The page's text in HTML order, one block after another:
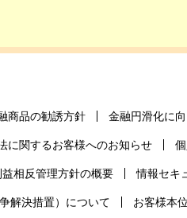
商品の勧誘方針 金融円滑化に
に関するお客様へのお知らせ
益相反管理方針の概要 情報セキ
解決措置）について お客様本